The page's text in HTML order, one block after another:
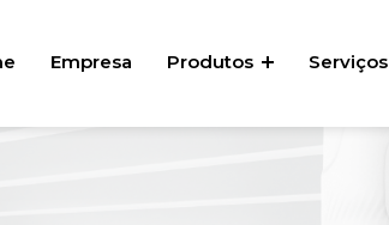
Empresa Produtos Serviços